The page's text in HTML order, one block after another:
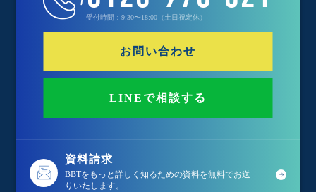
受付時間：9:30〜18:00（土日祝定休）
お問い合わせ
LINEで相談する
資料請求
BBTをもっと詳しく知るための資料を無料でお送
りいたします。